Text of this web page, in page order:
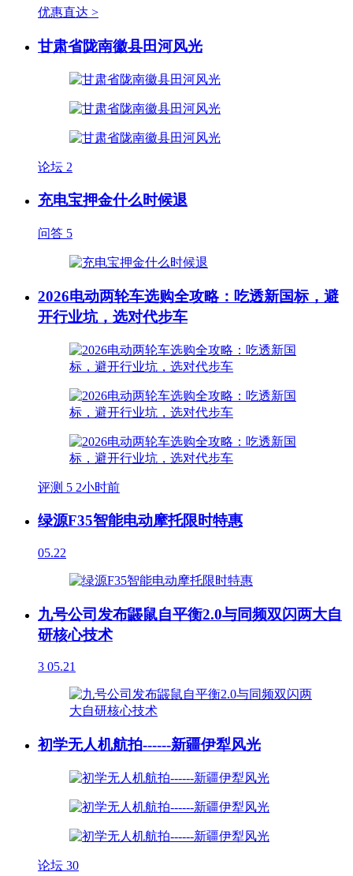
优惠直达 >
甘肃省陇南徽县田河风光
论坛 2
充电宝押金什么时候退
问答 5
2026电动两轮车选购全攻略：吃透新国标，避
开行业坑，选对代步车
评测 5 2小时前
绿源F35智能电动摩托限时特惠
05.22
九号公司发布鼹鼠自平衡2.0与同频双闪两大自
研核心技术
3 05.21
初学无人机航拍------新疆伊犁风光
论坛 30